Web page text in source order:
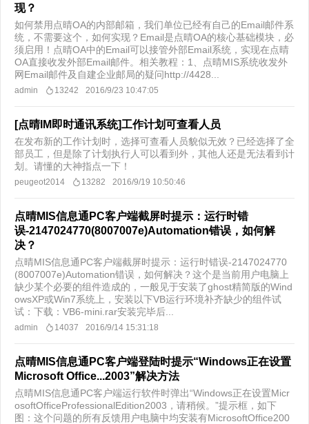
现？
如何禁用点晴OA的内部邮箱，我们单位已经有自己的Email邮件系
统，不需要这个，如何实现？Email是点晴OA的核心基础模块，必
须启用！点晴OA中的Email可以接管外部Email系统，实现在点晴
OA直接收发外部Email邮件。相关教程：1、点晴MIS系统收发外
网Email邮件及自建企业邮局的疑问http://4428...
admin 13242 2016/9/23 10:47:05
[点晴IM即时通讯系统]工作计划可查看人员
在发布新的工作计划时，选择可查看人员貌似无效？已经选择了全
部员工，但是除了计划执行人可以看到外，其他人还是无法看到计
划。请懂的大神指点一下！
peugeot2014 13282 2016/9/19 10:50:46
点晴MIS信息通PC客户端截屏时提示：运行时错
误-2147024770(8007007e)Automation错误，如何解
决？
点晴MIS信息通PC客户端截屏时提示：运行时错误-2147024770
(8007007e)Automation错误，如何解决？这个是当前用户电脑上
缺少某个必要的组件造成的，一般见于安装了ghost精简版的Wind
owsXP或Win7系统上，安装以下VB运行环境补齐缺少的组件试
试：下载：VB6-mini.rar安装完毕后...
admin 14037 2016/9/14 15:31:18
点晴MIS信息通PC客户端登陆时提示“Windows正在设置
Microsoft Office...2003”解决方法
点晴MIS信息通PC客户端运行软件时弹出“Windows正在设置Micr
osoftOfficeProfessionalEdition2003，请稍候。”提示框，如下
图：这个问题的所有反馈用户电脑中均安装有MicrosoftOffice200